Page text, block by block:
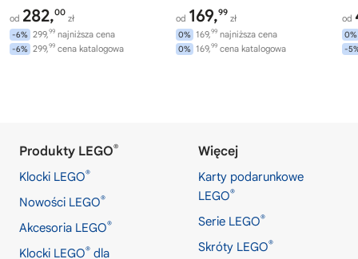
od 282,00
zł
-6% 299,99 najniższa cena
-6% 299,99 cena katalogowa
od 169,99
zł
0% 169,99 najniższa cena
0% 169,99 cena katalogowa
od
0%
-
Produkty LEGO®
Klocki LEGO®
Nowości LEGO®
Akcesoria LEGO®
Klocki LEGO® dla
Więcej
Karty podarunkowe
LEGO®
Serie LEGO®
Skróty LEGO®